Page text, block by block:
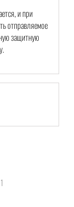
и при
отправляемое
защитную